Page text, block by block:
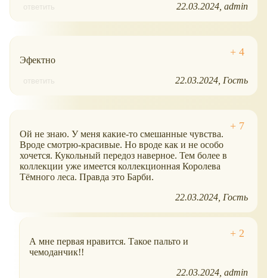
ответить 22.03.2024 admin
Эфектно
ответить 22.03.2024 Гость
Ой не знаю. У меня какие-то смешанные чувства.
Вроде смотрю-красивые. Но вроде как и не особо
хочется. Кукольный передоз наверное. Тем более в
коллекции уже имеется коллекционная Королева
Тёмного леса. Правда это Барби.
22.03.2024 Гость
А мне первая нравится. Такое пальто и
чемоданчик!!
22.03.2024 admin